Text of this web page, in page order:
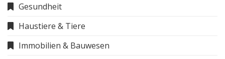
Gesundheit
Haustiere & Tiere
Immobilien & Bauwesen